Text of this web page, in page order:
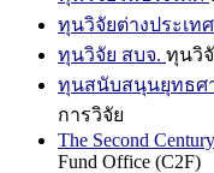
ทุนวิจัยต่างประเทศ
ทุนวิจัย สบจ. ทุนวิ
ทุนสนับสนุนยุทธศ
การวิจัย
The Second
Fund Office (C2F)